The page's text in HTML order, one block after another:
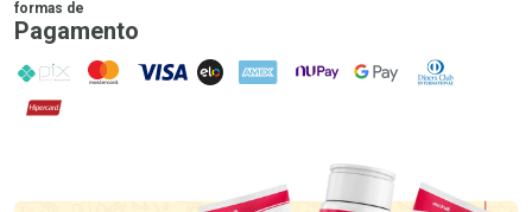
formas de
Pagamento
PIX MasterCard
VISA ELO AMEX NuPay Google PayDiners Club
Hipercard
Promoção em Destaque